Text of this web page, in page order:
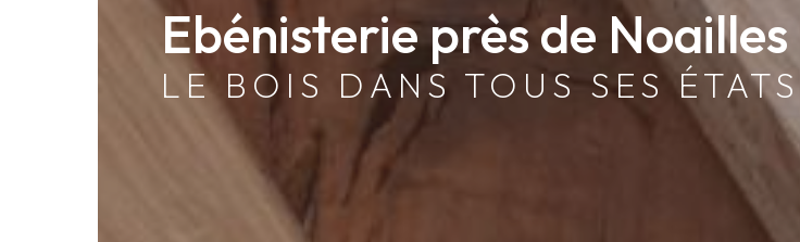
Ebénisterie près de Noailles
LE BOIS DANS TOUS SES ÉTATS